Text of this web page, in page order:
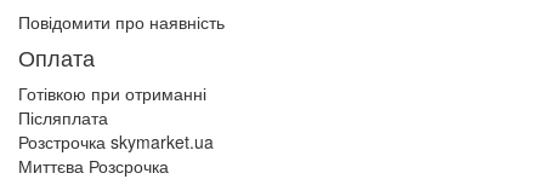
Повідомити про наявність
Оплата
Готівкою при отриманні
Післяплата
Розстрочка skymarket.ua
Миттєва Розсрочка